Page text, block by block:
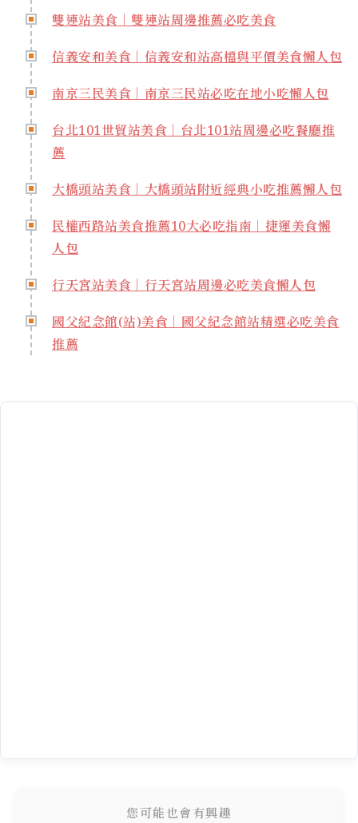
雙連站美食｜雙連站周邊推薦必吃美食
信義安和美食｜信義安和站高檔與平價美食懶人包
南京三民美食｜南京三民站必吃在地小吃懶人包
台北101世貿站美食｜台北101站周邊必吃餐廳推
薦
大橋頭站美食｜大橋頭站附近經典小吃推薦懶人包
民權西路站美食推薦10大必吃指南｜捷運美食懶
人包
行天宮站美食｜行天宮站周邊必吃美食懶人包
國父紀念館(站)美食｜國父紀念館站精選必吃美食
推薦
您可能也會有興趣